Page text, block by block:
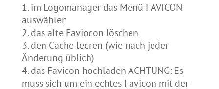
im Logomanager das Menü FAVICON
auswählen
das alte Faviocon löschen
den Cache leeren (wie nach jeder
Änderung üblich)
das Favicon hochladen ACHTUNG: Es
muss sich um ein echtes Favicon mit der